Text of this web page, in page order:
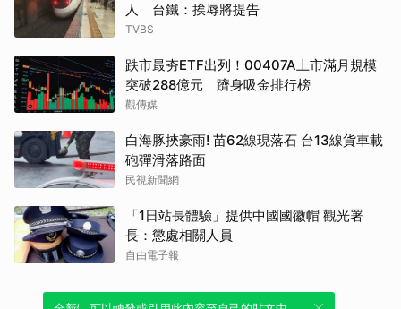
人 台鐵：挨辱將提告
TVBS
跌市最夯ETF出列！00407A上市滿月規模
突破288億元 躋身吸金排行榜
觀傳媒
白海豚挾豪雨! 苗62線現落石 台13線貨車載
砲彈滑落路面
民視新聞網
「1日站長體驗」提供中國國徽帽 觀光署
長：懲處相關人員
自由電子報